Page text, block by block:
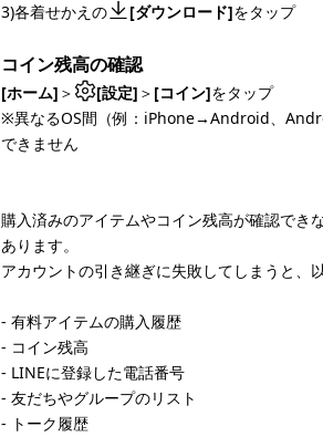
3)各着せかえの
[ダウンロード]をタップ
コイン残高の確認
[ホーム] ＞ [設定] ＞ [コイン]をタップ
※異なるOS間（例：iPhone→Android、
できません
購入済みのアイテムやコイン残高が確認でき
あります。
アカウントの引き継ぎに失敗してしまうと、
- 有料アイテムの購入履歴
- コイン残高
- LINEに登録した電話番号
- 友だちやグループのリスト
- トーク履歴